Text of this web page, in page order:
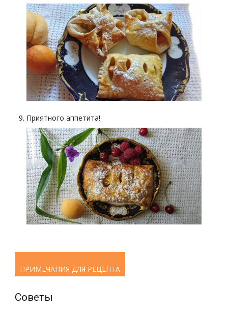
Приятного аппетита!
ПРИМЕЧАНИЯ ДЛЯ РЕЦЕПТА
Советы